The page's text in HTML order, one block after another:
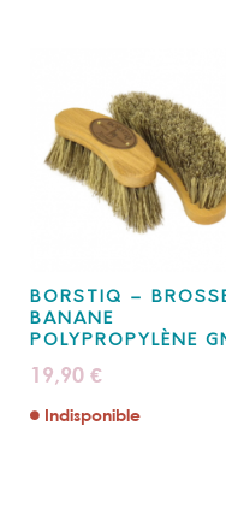
BORSTIQ –
BANANE
POLYPROPYLÈNE
19,90 €
Indisponible